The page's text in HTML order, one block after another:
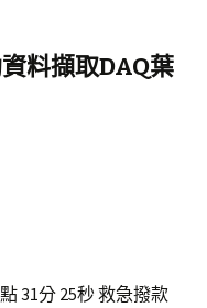
料擷取DAQ葉
31分 25秒救急撥款